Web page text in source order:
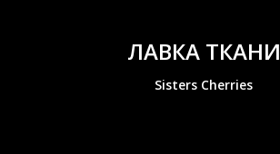
ЛАВКА ТКАНИ
Sisters Cherries